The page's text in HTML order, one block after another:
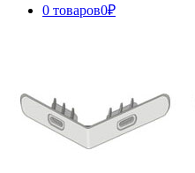
0 товаров0₽